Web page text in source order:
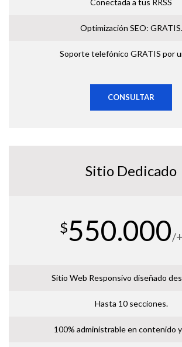
Conectada a tus RRSS
Optimización SEO: GRATIS.
Soporte telefónico GRATIS por
CONSULTAR
Sitio Dedicado
$550.000/
Sitio Web Responsivo diseñado
Hasta 10 secciones.
100% administrable en contenido